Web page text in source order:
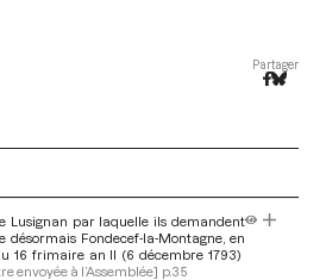
Partager
Lusignan par laquelle ils demandent
désormais Fondecef-la-Montagne, en
16 frimaire an II (6 décembre 1793)
envoyée à l’Assemblée] p.35